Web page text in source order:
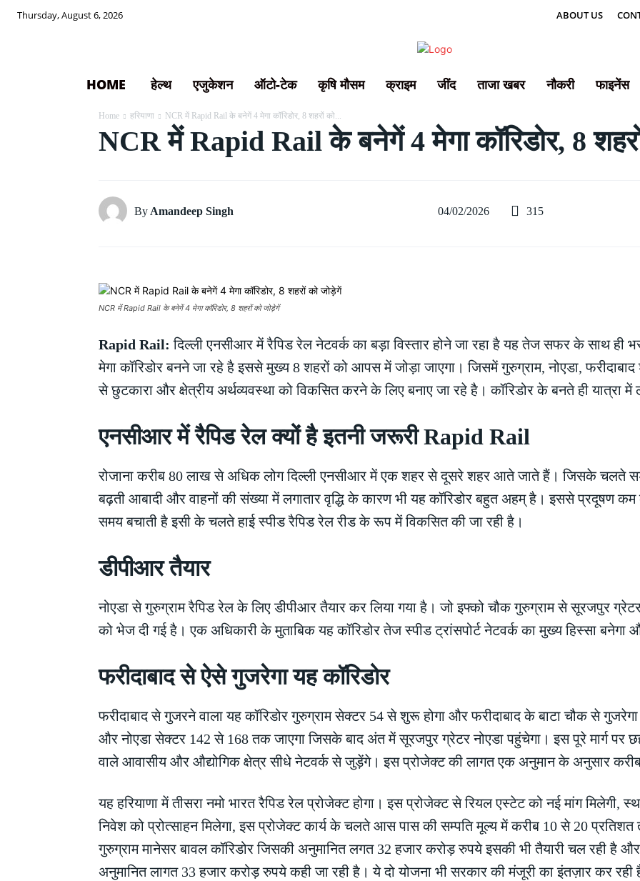
Thursday, August 6, 2026 ABOUT US
HOME हेल्थ एजुकेशन ऑटो-टेक कृषि मौसम क्राइम जींद ताजा खबर नौकरी फाइनेंस
Home हरियाणा NCR में Rapid Rail के बनेगें 4 मेगा कॉरिडोर, 8 शहरों को...
NCR में Rapid Rail के बनेगें 4 मेगा कॉरिडोर, 8
By Amandeep Singh 04/02/2026 315
NCR में Rapid Rail के बनेगें 4 मेगा कॉरिडोर, 8 शहरों को जोड़ेगें
Rapid Rail: दिल्ली एनसीआर में रैपिड रेल नेटवर्क का बड़ा विस्तार होने जा रहा है यह तेज सफर के साथ
मेगा कॉरिडोर बनने जा रहे है इससे मुख्य 8 शहरों को आपस में जोड़ा जाएगा। जिसमें गुरुग्राम, नोएडा,
से छुटकारा और क्षेत्रीय अर्थव्यवस्था को विकसित करने के लिए बनाए जा रहे है। कॉरिडोर के बनते ही यात्रा
एनसीआर में रैपिड रेल क्यों है इतनी जरूरी Rapid Rail
रोजाना करीब 80 लाख से अधिक लोग दिल्ली एनसीआर में एक शहर से दूसरे शहर आते जाते हैं। जिसके चलते
बढ़ती आबादी और वाहनों की संख्या में लगातार वृद्धि के कारण भी यह कॉरिडोर बहुत अहम् है। इससे प्रदूषण
समय बचाती है इसी के चलते हाई स्पीड रैपिड रेल रीड के रूप में विकसित की जा रही है।
डीपीआर तैयार
नोएडा से गुरुग्राम रैपिड रेल के लिए डीपीआर तैयार कर लिया गया है। जो इफ्को चौक गुरुग्राम से सूरजपुर ग्रेटर
को भेज दी गई है। एक अधिकारी के मुताबिक यह कॉरिडोर तेज स्पीड ट्रांसपोर्ट नेटवर्क का मुख्य हिस्सा
फरीदाबाद से ऐसे गुजरेगा यह कॉरिडोर
फरीदाबाद से गुजरने वाला यह कॉरिडोर गुरुग्राम सेक्टर 54 से शुरू होगा और फरीदाबाद के बाटा चौक से
और नोएडा सेक्टर 142 से 168 तक जाएगा जिसके बाद अंत में सूरजपुर ग्रेटर नोएडा पहुंचेगा। इस पूरे मार्ग पर
वाले आवासीय और औद्योगिक क्षेत्र सीधे नेटवर्क से जुड़ेंगे। इस प्रोजेक्ट की लागत एक अनुमान के अनुसार
यह हरियाणा में तीसरा नमो भारत रैपिड रेल प्रोजेक्ट होगा। इस प्रोजेक्ट से रियल एस्टेट को नई मांग मिलेगी,
निवेश को प्रोत्साहन मिलेगा, इस प्रोजेक्ट कार्य के चलते आस पास की सम्पति मूल्य में करीब 10 से 20
गुरुग्राम मानेसर बावल कॉरिडोर जिसकी अनुमानित लगत 32 हजार करोड़ रुपये इसकी भी तैयारी चल रही है और
अनुमानित लागत 33 हजार करोड़ रुपये कही जा रही है। ये दो योजना भी सरकार की मंजूरी का इंतज़ार कर रही